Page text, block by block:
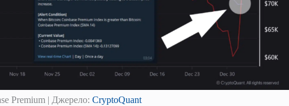
Premium | Джерело:CryptoQuant